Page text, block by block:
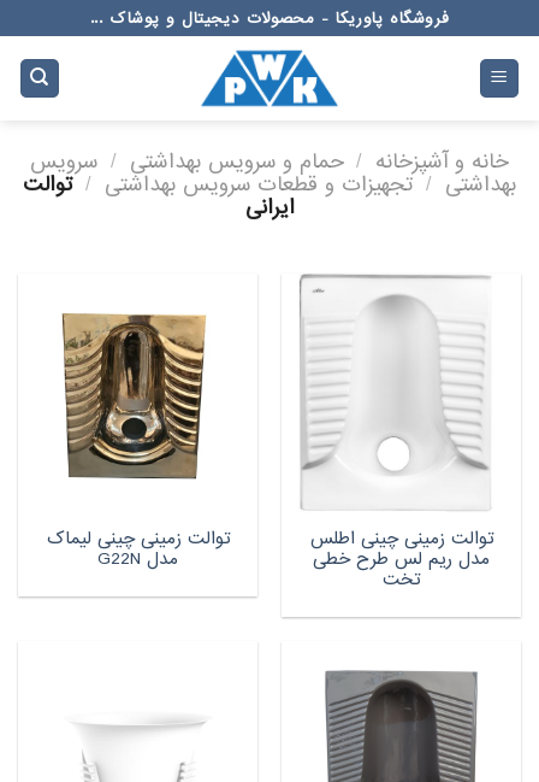
to
content
فروشگاه پاوریکا - محصولات دیجیتال و پوشاک ...
خانه و آشپزخانه / حمام و سرویس بهداشتی / سرویس
بهداشتی / تجهیزات و قطعات سرویس بهداشتی / توالت
ایرانی
توالت زمینی چینی اطلس
مدل ریم لس طرح خطی
تخت
توالت زمینی چینی لیماک
مدل G22N